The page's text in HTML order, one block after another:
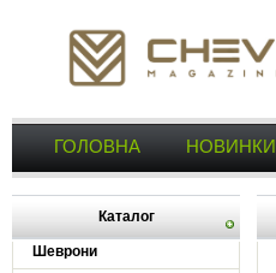
ГОЛОВНА НОВИНКИ
Каталог
Шеврони